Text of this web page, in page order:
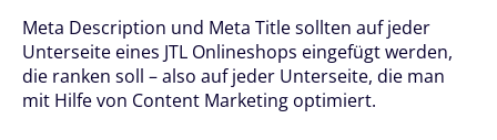
Meta Description und Meta Title sollten auf jeder
Unterseite eines JTL Onlineshops eingefügt werden,
die ranken soll – also auf jeder Unterseite, die man
mit Hilfe von Content Marketing optimiert.